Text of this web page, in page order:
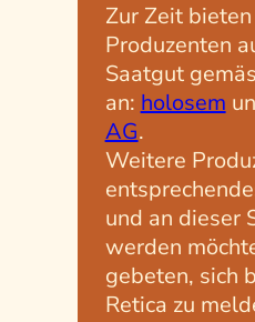
Zur Zeit
Produzenten
Saatgut
an: holosem
AG.
Weitere
und an dieser
werden
gebeten, sich
Retica zu